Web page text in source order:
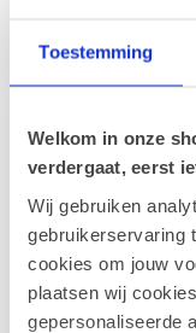
Toestemming
Welkom in onze
verdergaat, eerst
Wij gebruiken
gebruikerservaring
cookies om jouw
plaatsen wij
gepersonaliseerde
Blume...
€2,50